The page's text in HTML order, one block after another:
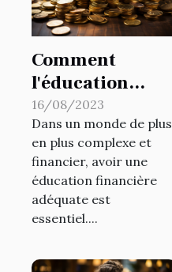
Comment
l'éducation
financière peut
aider à éviter
l'endettement
16/08/2023
Dans un monde de plus
en plus complexe et
financier, avoir une
éducation financière
adéquate est
essentiel....